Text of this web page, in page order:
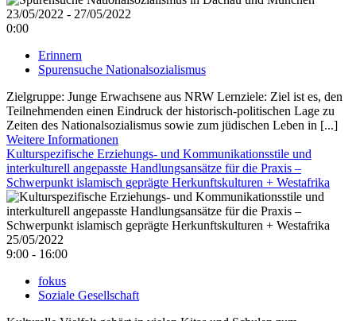
23/05/2022 - 27/05/2022
0:00
Erinnern
Spurensuche Nationalsozialismus
Zielgruppe: Junge Erwachsene aus NRW Lernziele: Ziel ist es, den
Teilnehmenden einen Eindruck der historisch-politischen Lage zu
Zeiten des Nationalsozialismus sowie zum jüdischen Leben in [...]
Weitere Informationen
Kulturspezifische Erziehungs- und Kommunikationsstile und
interkulturell angepasste Handlungsansätze für die Praxis –
Schwerpunkt islamisch geprägte Herkunftskulturen + Westafrika
25/05/2022
9:00 - 16:00
fokus
Soziale Gesellschaft